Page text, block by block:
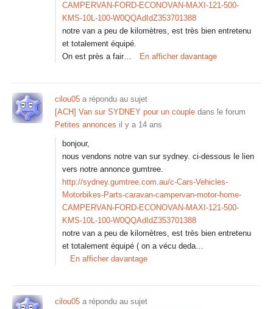
CAMPERVAN-FORD-ECONOVAN-MAXI-121-500-
KMS-10L-100-W0QQAdIdZ353701388
notre van a peu de kilomètres, est très bien entretenu
et totalement équipé.
On est près a fair…
En afficher davantage
cilou05 a répondu au sujet
[ACH] Van sur SYDNEY pour un couple dans le forum
Petites annonces il y a 14 ans
bonjour,
nous vendons notre van sur sydney. ci-dessous le lien
vers notre annonce gumtree.
http://sydney.gumtree.com.au/c-Cars-Vehicles-
Motorbikes-Parts-caravan-campervan-motor-home-
CAMPERVAN-FORD-ECONOVAN-MAXI-121-500-
KMS-10L-100-W0QQAdIdZ353701388
notre van a peu de kilomètres, est très bien entretenu
et totalement équipé ( on a vécu deda…
En afficher davantage
cilou05 a répondu au sujet